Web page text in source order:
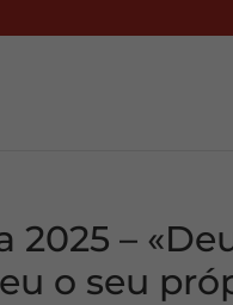
2025 –
o seu